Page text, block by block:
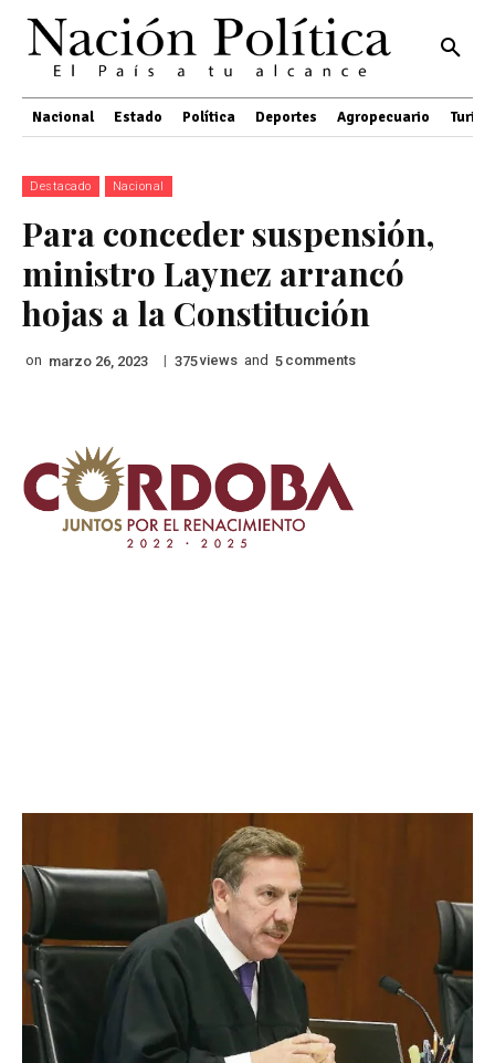
Nacional Estado Política Deportes Agropecuario
Destacado Nacional
Para conceder suspensión,
ministro Laynez arrancó
hojas a la Constitución
on marzo 26, 2023 | 375views and 5 comments